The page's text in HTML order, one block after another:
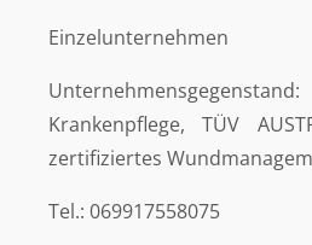
Einzelunternehmen
Krankenpflege, TÜV
zertifiziertes
Tel.: 069917558075